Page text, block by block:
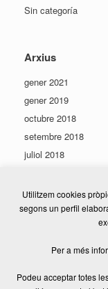
Sin categoría
Arxius
gener 2021
gener 2019
octubre 2018
setembre 2018
juliol 2018
maig 2018
gener 2018
Utilitzem cookies
segons un perfil
Per a més
Podeu acceptar totes